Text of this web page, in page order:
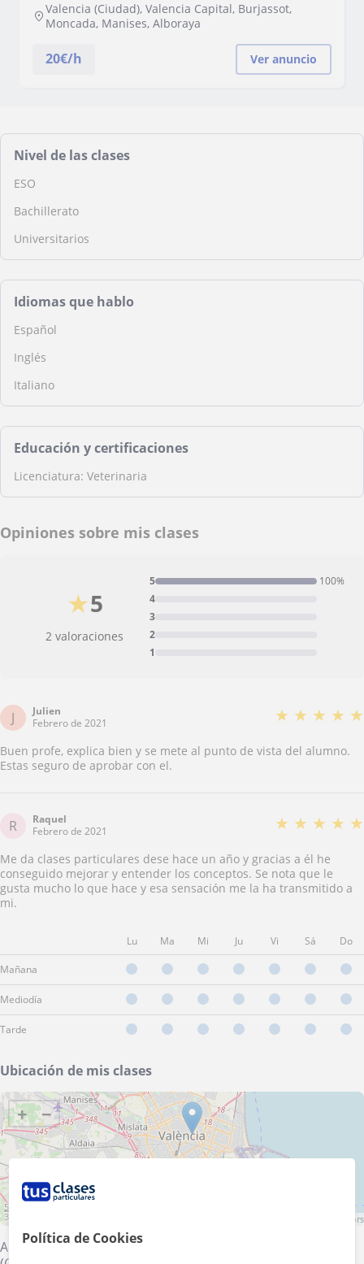
Valencia (Ciudad), Valencia Capital, Burjassot,
Moncada, Manises, Alboraya
20€/h Ver anuncio
Nivel de las clases
ESO
Bachillerato
Universitarios
Idiomas que hablo
Español
Inglés
Italiano
Educación y certificaciones
Licenciatura: Veterinaria
Opiniones sobre mis clases
5
★
2 valoraciones
1
2
3
4
5 100%
J
Julien
Febrero de 2021
★ ★ ★ ★ ★
Buen profe, explica bien y se mete al punto de vista del alumno.
Estas seguro de aprobar con el.
R
Raquel
Febrero de 2021
★ ★ ★ ★ ★
Me da clases particulares dese hace un año y gracias a él he
conseguido mejorar y entender los conceptos. Se nota que le
gusta mucho lo que hace y esa sensación me la ha transmitido a
mi.
Lu Ma Mi Ju Vi Sá Do
Mañana
Mediodía
Tarde
Ubicación de mis clases
+ −
5 km
3 mi
contributors
Alboraya·Manises·Moncada
Política de Cookies